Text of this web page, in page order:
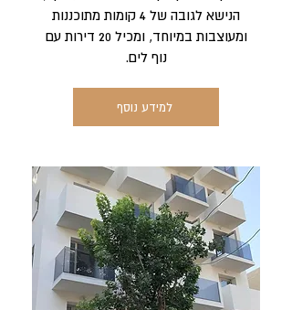
הנישא לגובה של 4 קומות מתוכננות
ומעוצבות במיוחד, ומכיל 20 דירות עם
נוף לים.
למידע נוסף